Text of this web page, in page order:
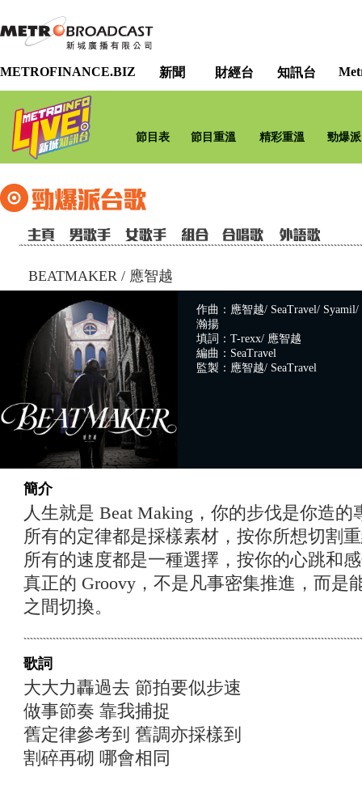
METROFINANCE.BIZ 新聞 財經台 知訊台
節目表 節目重溫 精彩重溫 勁爆
BEATMAKER / 應智越
作曲：應智越/ SeaTravel/
瀚揚
填詞：T-rexx/ 應智越
編曲：SeaTravel
監製：應智越/ SeaTravel
簡介
人生就是 Beat Making，你的步伐是你造的
所有的定律都是採樣素材，按你所想切割
所有的速度都是一種選擇，按你的心跳和
真正的 Groovy，不是凡事密集推進，而是
之間切換。
歌詞
大大力轟過去 節拍要似步速
做事節奏 靠我捕捉
舊定律參考到 舊調亦採樣到
割碎再砌 哪會相同